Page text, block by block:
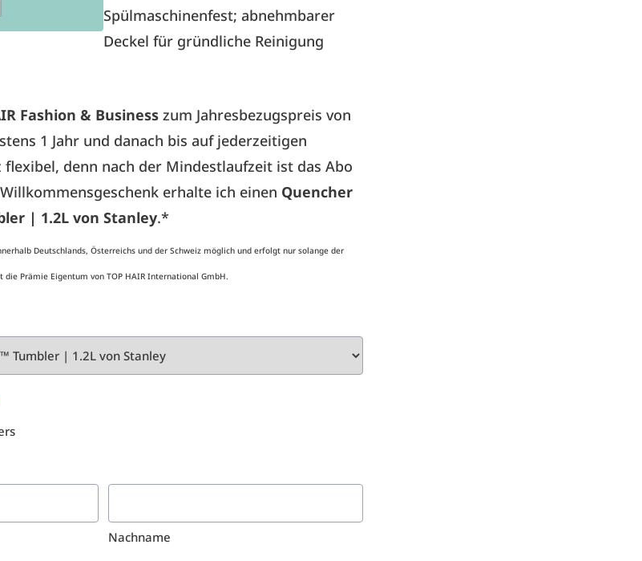
Spülmaschinenfest; abnehmbarer
Deckel für gründliche Reinigung​
Fashion & Business zum Jahresbezugspreis von
1 Jahr und danach bis auf jederzeitigen
denn nach der Mindestlaufzeit ist das Abo
erhalte ich einen Quencher
| 1.2L von Stanley.*
Deutschlands, Österreichs und der Schweiz möglich und erfolgt nur solange der
Prämie Eigentum von TOP HAIR International GmbH.
Nachname